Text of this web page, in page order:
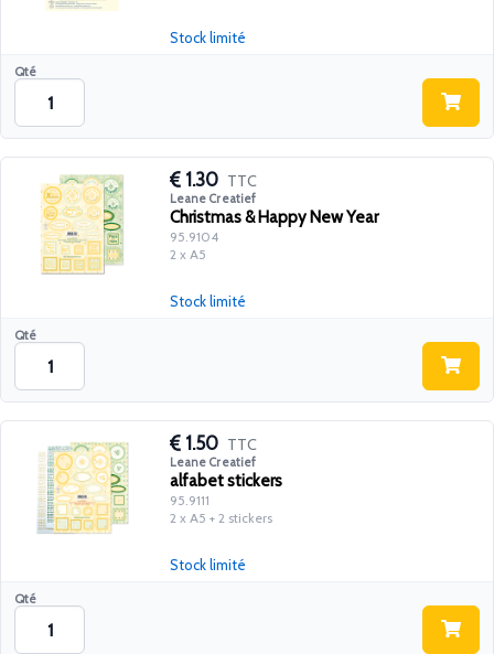
Qté
Stock limité
1.30 TTC
Leane Creatief
Christmas & Happy New Year
95.9104
2 x A5
Qté
Stock limité
1.50 TTC
Leane Creatief
alfabet stickers
95.9111
2 x A5 + 2 stickers
Qté
Stock limité